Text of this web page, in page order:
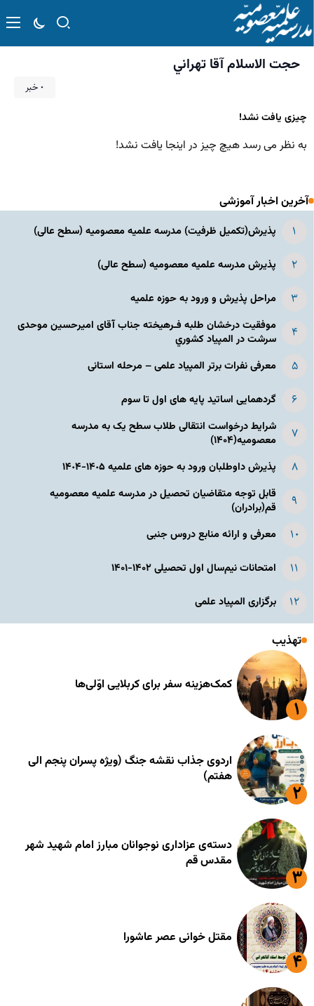
حجت الاسلام آقا تهراني
۰ خبر
چیزی یافت نشد!
به نظر می رسد هیچ چیز در اینجا یافت نشد!
آخرین اخبار آموزشی
پذیرش(تکمیل ظرفیت) مدرسه علمیه معصومیه‌ (سطح عالی)
پذیرش مدرسه علمیه معصومیه‌ (سطح عالی)
مراحل پذیرش و ورود به حوزه علمیه
موفقیت درخشان طلبه فـرهیخته جناب آقای امیرحسین موحدی
سرشت در المپياد كشوري
معرفی نفرات برتر المپیاد علمی – مرحله استانی
گردهمایی اساتید پایه های اول تا سوم
شرایط درخواست انتقالی طلاب سطح یک به مدرسه
معصومیه(۱۴۰۴)
پذیرش داوطلبان ورود به حوزه های علمیه ١۴٠۵-١۴٠۴
قابل توجه متقاضیان تحصیل در مدرسه علمیه معصومیه
قم(برادران)
معرفی و ارائه منابع دروس جنبی
امتحانات نیم‌سال اول تحصیلی ۱۴۰۲-۱۴۰۱
برگزاری المپیاد علمی
تهذیب
کمک‌هزینه سفر برای کربلایی اوّلی‌ها
اردوی جذاب نقشه جنگ (ویژه پسران پنجم الی
هفتم)
دسته‌ی عزاداری نوجوانان مبارز امام شهید شهر
مقدس قم
مقتل خوانی عصر عاشورا